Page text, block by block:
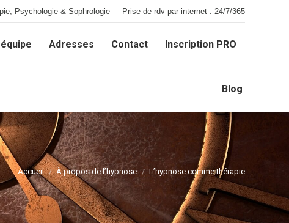
Psychologie & Sophrologie Prise de rdv par internet : 24/7/365
Adresses Contact Inscription PRO
Blog
Vous êtes ici :
Accueil À propos de l’hypnose L’hypnose comme thérapie
Adresses Contact Inscription PRO